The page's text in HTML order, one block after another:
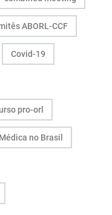
ABORL-CCF
Covid-19
pro-orl
no Brasil